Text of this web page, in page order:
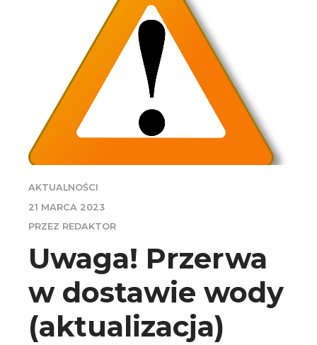
AKTUALNOŚCI
21 MARCA 2023
PRZEZ REDAKTOR
Uwaga! Przerwa
w dostawie wody
(aktualizacja)